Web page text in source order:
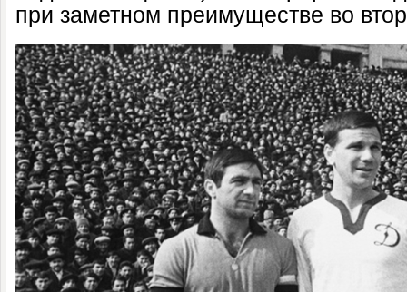
при заметном преимуществе во